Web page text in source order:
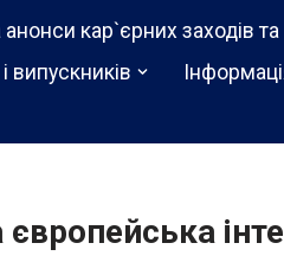
кар`єрних заходів
випускників